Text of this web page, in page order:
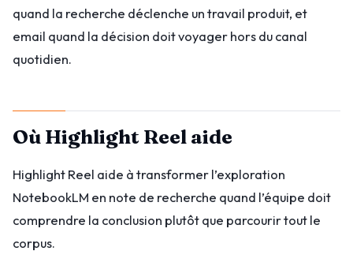
quand la recherche déclenche un travail produit, et
email quand la décision doit voyager hors du canal
quotidien.
Où Highlight Reel aide
Highlight Reel aide à transformer l’exploration
NotebookLM en note de recherche quand l’équipe doit
comprendre la conclusion plutôt que parcourir tout le
corpus.